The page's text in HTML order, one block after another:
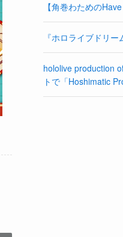
【角巻わための
『ホロライブドリ
hololive production
トで「Hoshimatic